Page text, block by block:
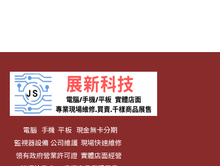
電腦 手機 平板 現金無卡分期
監視器設備 公司維護 現場快速維修
領有政府營業許可證 實體店面經營